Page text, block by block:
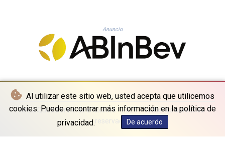
Al utilizar este sitio web, usted acepta que utilicemos
cookies. Puede encontrar más información en la política de
privacidad.
De acuerdo
UYU 46.413947
UZS 13790.143929
VES 873.784093
XAF 656.157012
XAG 0.018007
XAU 0.000266
XCD 3.124586
Anuncio
© La Quotidienne de Bruxelles - 2026 - Todos los derechos
reservados